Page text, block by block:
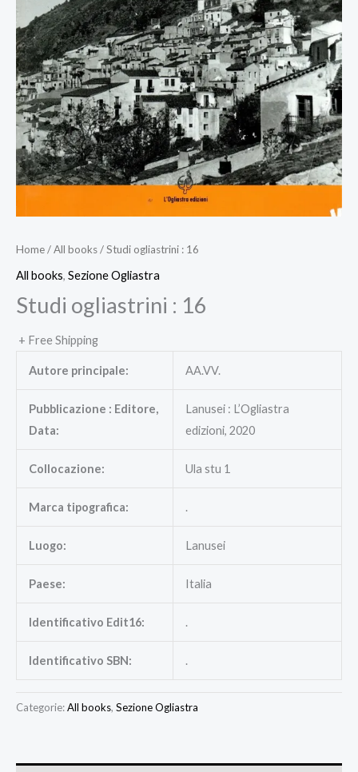
Home/All books/ Studi ogliastrini : 16
All books, Sezione Ogliastra
Studi ogliastrini : 16
+ Free Shipping
Autore principale: AA.VV.
Pubblicazione : Editore,
Data:
Lanusei : L’Ogliastra
edizioni, 2020
Collocazione: Ula stu 1
Marca tipografica: .
Luogo: Lanusei
Paese: Italia
Identificativo Edit16: .
Identificativo SBN: .
Categorie:All books, Sezione Ogliastra